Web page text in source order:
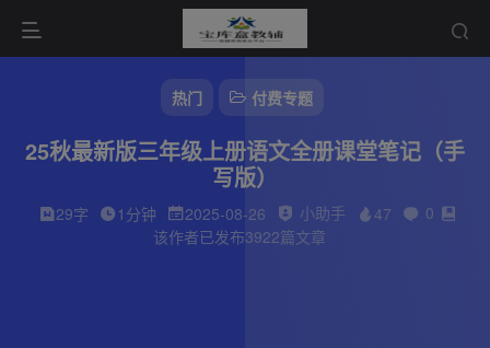
热门 付费专题
25秋最新版三年级上册语文全册课堂笔记（手
写版）
29字 1分钟 2025-08-26 小助手 47
0
该作者已发布3922篇文章